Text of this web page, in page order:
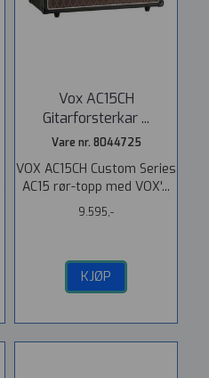
Vox AC15CH
Gitarforsterkar ...
Vare nr. 8044725
VOX AC15CH Custom Series
AC15 rør-topp med VOX'...
9.595,-
KJØP